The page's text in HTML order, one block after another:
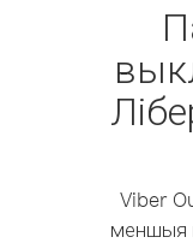
Viber
меншыя